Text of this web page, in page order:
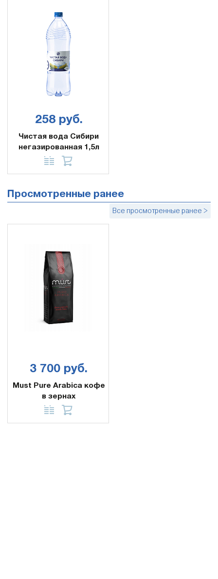
258 руб.
Чистая вода Сибири
негазированная 1,5л
Просмотренные ранее
Все просмотренные ранее >
3 700 руб.
Must Pure Arabica кофе
в зернах